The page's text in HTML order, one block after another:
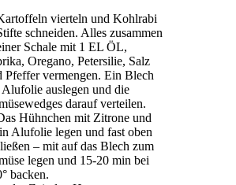
vierteln und Kohlrabi
schneiden. Alles zusammen
Schale mit 1 EL ÖL,
Oregano, Petersilie, Salz
Pfeffer vermengen. Ein Blech
auslegen und die
darauf verteilen.
Hühnchen mit Zitrone und
Alufolie legen und fast oben
– mit auf das Blech zum
legen und 15-20 min bei
backen.